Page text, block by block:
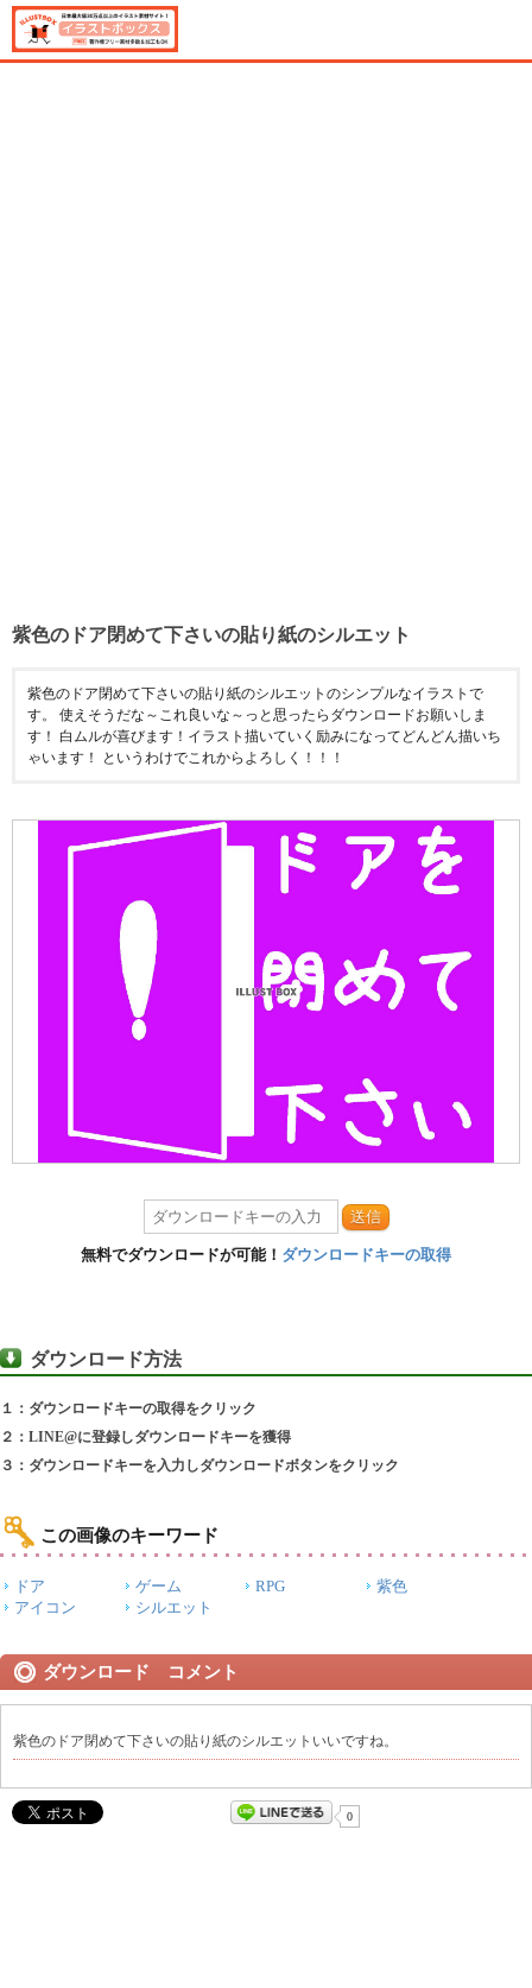
紫色のドア閉めて下さいの貼り紙のシルエット
紫色のドア閉めて下さいの貼り紙のシルエットのシンプルなイラストで
す。 使えそうだな～これ良いな～っと思ったらダウンロードお願いしま
す！ 白ムルが喜びます！イラスト描いていく励みになってどんどん描いち
ゃいます！ というわけでこれからよろしく！！！
送信
無料でダウンロードが可能！ ダウンロードキーの取得
ダウンロード方法
１：ダウンロードキーの取得をクリック
２：LINE@に登録しダウンロードキーを獲得
３：ダウンロードキーを入力しダウンロードボタンをクリック
この画像のキーワード
ドア ゲーム RPG
紫色
アイコン
シルエット
ダウンロード コメント
紫色のドア閉めて下さいの貼り紙のシルエットいいですね。
0